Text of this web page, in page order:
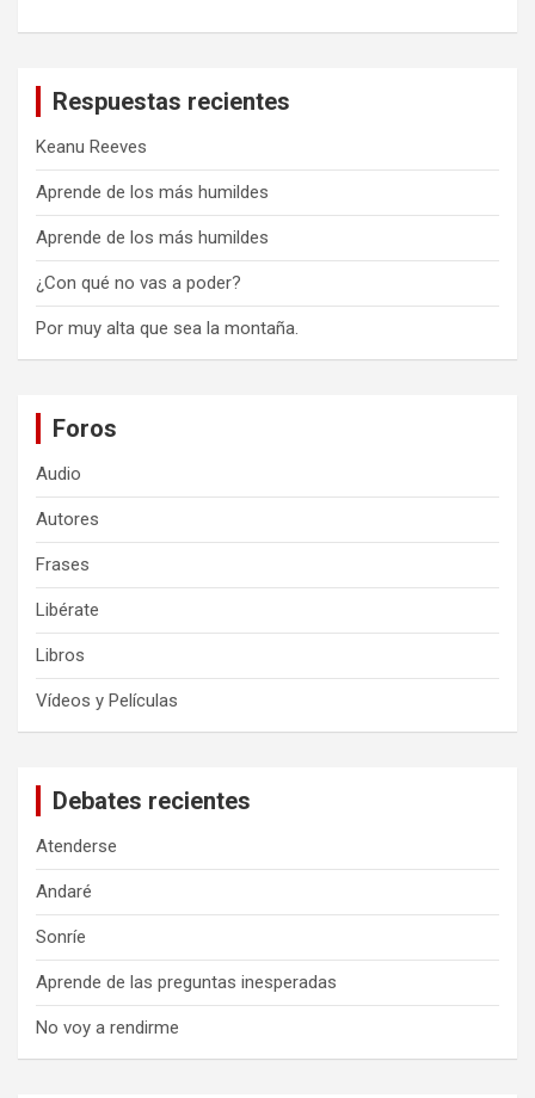
Respuestas recientes
Keanu Reeves
Aprende de los más humildes
Aprende de los más humildes
¿Con qué no vas a poder?
Por muy alta que sea la montaña.
Foros
Audio
Autores
Frases
Libérate
Libros
Vídeos y Películas
Debates recientes
Atenderse
Andaré
Sonríe
Aprende de las preguntas inesperadas
No voy a rendirme